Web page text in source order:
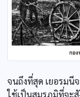
จนถึงที่สุด เยอรมนีจ
ใช้เป็นสมรภูมิที่จะ